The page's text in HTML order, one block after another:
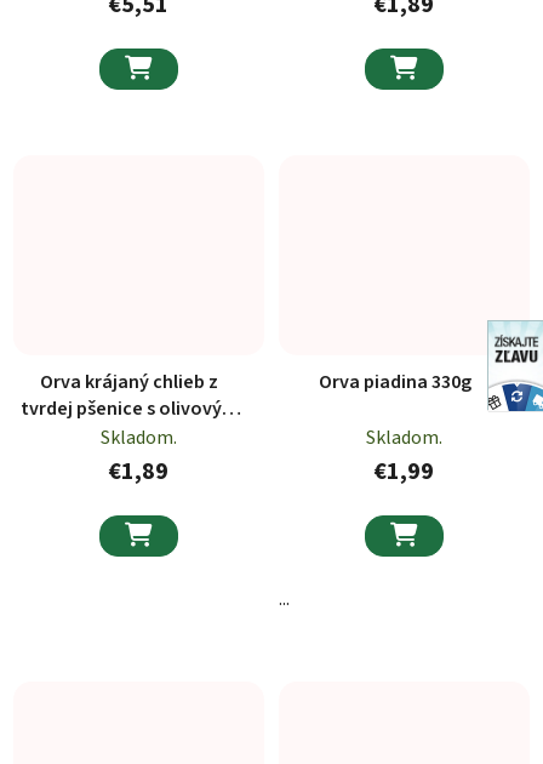
 
Orva krájaný chlieb z
tvrdej pšenice s olivovým
olejom 400g
Skladom.
€1,89

Orva piadina 330g
Skladom.
€1,99

...